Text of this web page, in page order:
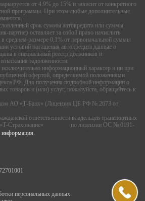
от 4.9% до 15% и зависит от конкретного
программы. При этом любые дополнительные
срок суммы автокредита или суммы
партнер оставляет за собой право начислить
среднем размере 0,1% от первоначальной суммы
условий погашения автокредита данные о
в специальный реестр должников и
взыскания задолженности.
информационный характер и ни при
офертой, определяемой положениями
РФ. Для получения подробной информации о
товаров и (или) услуг, пожалуйста, обращайтесь к
АО «Т-Банк» (Лицензия ЦБ РФ № 2673 от
ответственности владельцев транспортных
Страхование»
по лицензии ОС № 0191-
информация.
персональных данных